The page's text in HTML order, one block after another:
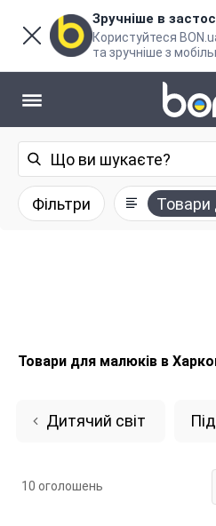
Зручніше в
Користуйтеся
та зручніше з
Фільтри Товари
Товари для малюків в
Дитячий світ
10 оголошень